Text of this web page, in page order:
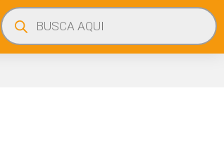
Búsqueda
de
productos